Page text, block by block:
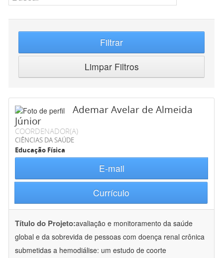
Filtrar
Limpar Filtros
Ademar Avelar de Almeida
Júnior
COORDENADOR(A)
CIÊNCIAS DA SAÚDE
Educação Física
E-mail
Currículo
Título do Projeto:avaliação e monitoramento da saúde
global e da sobrevida de pessoas com doença renal crônica
submetidas a hemodiálise: um estudo de coorte